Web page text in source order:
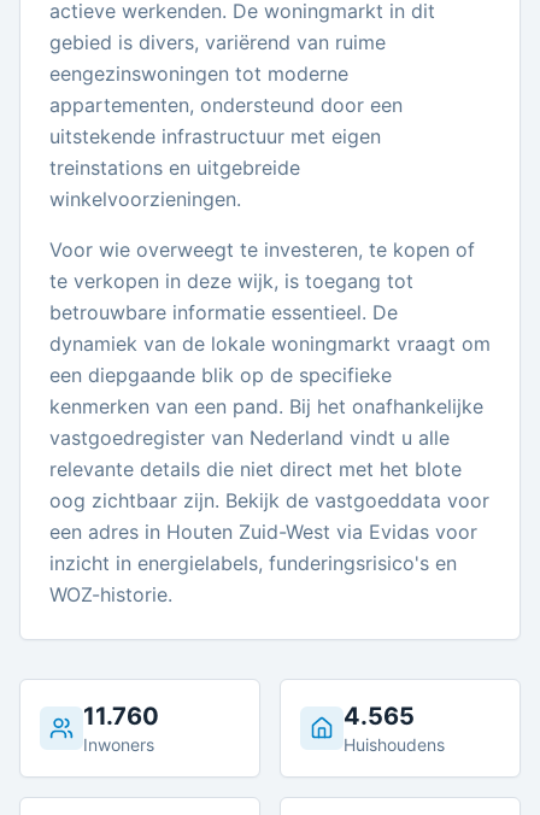
actieve werkenden. De woningmarkt in dit
gebied is divers, variërend van ruime
eengezinswoningen tot moderne
appartementen, ondersteund door een
uitstekende infrastructuur met eigen
treinstations en uitgebreide
winkelvoorzieningen.
Voor wie overweegt te investeren, te kopen of
te verkopen in deze wijk, is toegang tot
betrouwbare informatie essentieel. De
dynamiek van de lokale woningmarkt vraagt om
een diepgaande blik op de specifieke
kenmerken van een pand. Bij het onafhankelijke
vastgoedregister van Nederland vindt u alle
relevante details die niet direct met het blote
oog zichtbaar zijn. Bekijk de vastgoeddata voor
een adres in Houten Zuid-West via Evidas voor
inzicht in energielabels, funderingsrisico's en
WOZ-historie.
11.760
Inwoners
4.565
Huishoudens